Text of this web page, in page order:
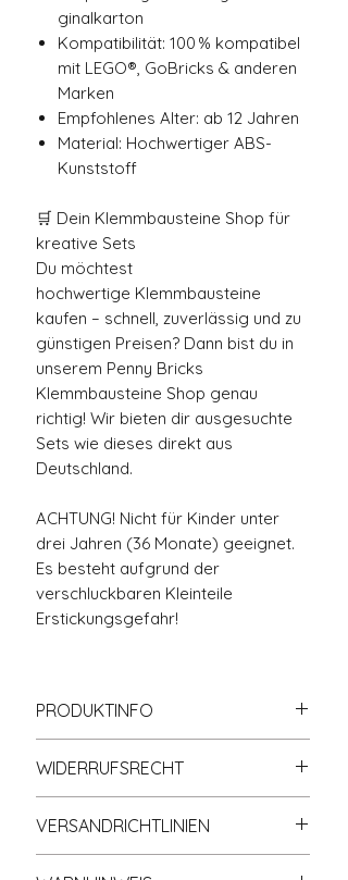
ginalkarton
Kompatibilität: 100 % kompatibel
mit LEGO®, GoBricks & anderen
Marken
Empfohlenes Alter: ab 12 Jahren
Material: Hochwertiger ABS-
Kunststoff
🛒 Dein Klemmbausteine Shop für
kreative Sets
Du möchtest
hochwertige Klemmbausteine
kaufen – schnell, zuverlässig und zu
günstigen Preisen? Dann bist du in
unserem Penny Bricks
Klemmbausteine Shop genau
richtig! Wir bieten dir ausgesuchte
Sets wie dieses direkt aus
Deutschland.
ACHTUNG! Nicht für Kinder unter
drei Jahren (36 Monate) geeignet.
Es besteht aufgrund der
verschluckbaren Kleinteile
Erstickungsgefahr!
PRODUKTINFO
gängigen Klemmbaustein-
Systemen und Marken
📘 Gedruckte Anleitung – kein
WIDERRUFSRECHT
finden Sie in der gleichnamigen
Rubrik Widerrufsrecht (s.Shop-
VERSANDRICHTLINIEN